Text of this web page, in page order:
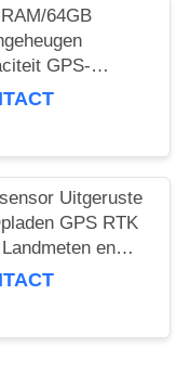
64GB
GPS-
Met
Uitgeruste
GPS RTK
en